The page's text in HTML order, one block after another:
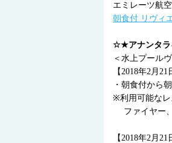
エミレーツ航
朝食付 リヴィ
☆★アナンタラ
＜水上プール
【2018年2月
・朝食付から
※利用可能なレ
ファイヤー、
【2018年2月